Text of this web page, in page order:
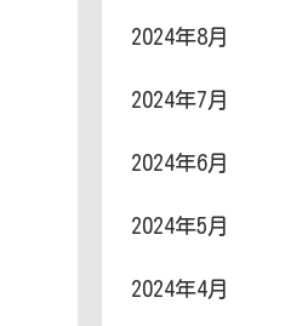
2024年8月
2024年7月
2024年6月
2024年5月
2024年4月